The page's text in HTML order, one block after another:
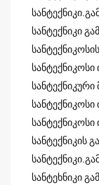
სანტექნიკი
სანტექნიკური
სანტექნიკის
სანტეხნიკი